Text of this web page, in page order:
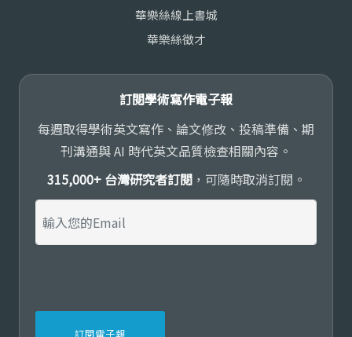
華樂絲線上書城
華樂絲徵才
訂閱學術寫作電子報
每週取得學術英文寫作、論文修改、投稿準備、期
刊溝通與 AI 時代英文品質檢查相關內容。
315,000+ 台灣研究者訂閱，可隨時取消訂閱。